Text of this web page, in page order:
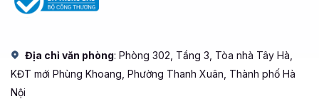
Địa chỉ văn phòng: Phòng 302, Tầng 3, Tòa nhà Tây Hà,
KĐT mới Phùng Khoang, Phường Thanh Xuân, Thành phố Hà
Nội